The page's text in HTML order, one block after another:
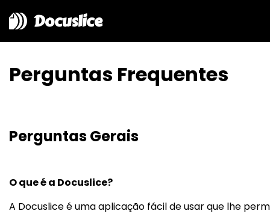
Docuslice
Perguntas Frequentes
Perguntas Gerais
O que é a Docuslice?
A Docuslice é uma aplicação fácil de usar que lhe